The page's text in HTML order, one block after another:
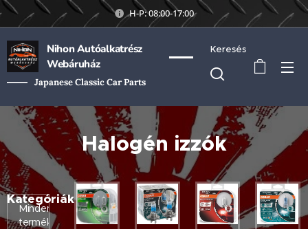
H-P: 08:00-17:00
Nihon Autóalkatrész
Webáruház
Japanese Classic Car Parts
Keresés
Halogén izzók
Kategóriák
Minden
termék